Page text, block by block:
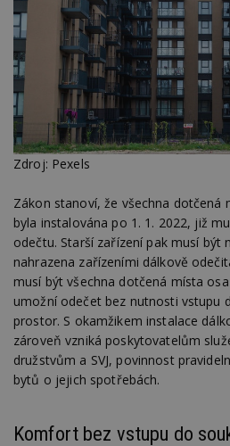
Zdroj: Pexels
Zákon stanoví, že všechna dotčená
byla instalována po 1. 1. 2022, již
odečtu. Starší zařízení pak musí být
nahrazena zařízeními dálkově
musí být všechna dotčená místa
umožní odečet bez nutnosti vstupu
prostor. S okamžikem instalace
zároveň vzniká poskytovatelům
družstvům a SVJ, povinnost
bytů o jejich spotřebách.
Komfort bez vstupu do